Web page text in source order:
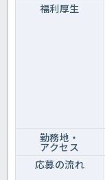
福利厚生
勤務地・
アクセス
応募の流れ